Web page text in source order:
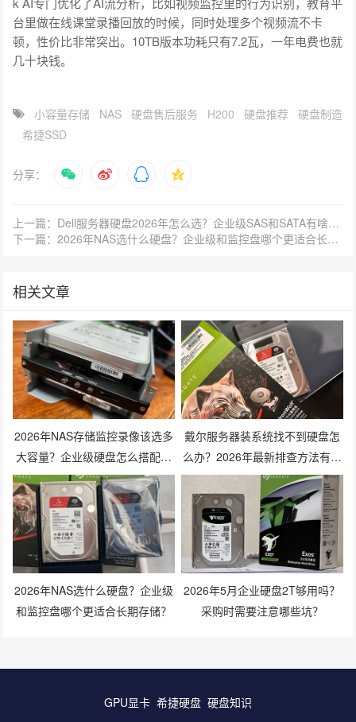
台里做在线课堂录播回放的时候，同时处理多个视频流不卡
顿，性价比非常突出。10TB版本功耗只有7.2瓦，一年电费也就
几十块钱。
小容量存储 NAS 硬盘售后服务 H200 硬盘推荐
硬盘制造
希捷SSD
分享：
上一篇：Dell服务器硬盘2026年怎么选？企业级SAS和SATA有啥区别？
下一篇：2026年NAS选什么硬盘？企业级和监控盘哪个更适合长期存储？
相关文章
2026年NAS存储监控录像该选多
大容量？企业级硬盘怎么搭配才
划算？
戴尔服务器装系统找不到硬盘怎
么办？2026年最新排查方法有哪
些？
2026年NAS选什么硬盘？企业级
和监控盘哪个更适合长期存储？
2026年5月企业硬盘2T够用吗？
采购时需要注意哪些坑？
GPU显卡 希捷硬盘 硬盘知识